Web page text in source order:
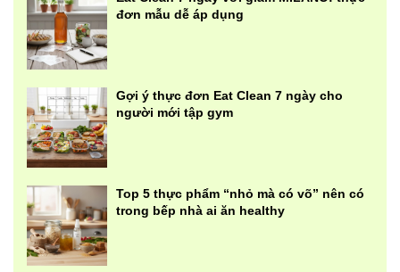
đơn mẫu dễ áp dụng
Gợi ý thực đơn Eat Clean 7 ngày cho
người mới tập gym
Top 5 thực phẩm “nhỏ mà có võ” nên có
trong bếp nhà ai ăn healthy